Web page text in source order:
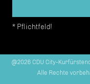
* Pflichtfeld!
@2026 CDU City-
Alle Rechte